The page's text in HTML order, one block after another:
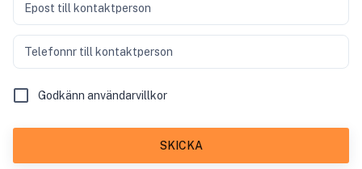
Epost till kontaktperson
Telefonnr till kontaktperson
Godkänn användarvillkor
SKICKA